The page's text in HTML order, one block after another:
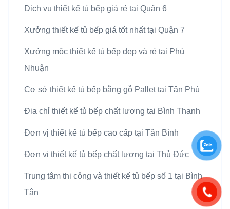
Dịch vụ thiết kế tủ bếp giá rẻ tại Quận 6
Xưởng thiết kế tủ bếp giá tốt nhất tại Quận 7
Xưởng mộc thiết kế tủ bếp đẹp và rẻ tại Phú
Nhuận
Cơ sở thiết kế tủ bếp bằng gỗ Pallet tại Tân Phú
Địa chỉ thiết kế tủ bếp chất lượng tại Bình Thạnh
Đơn vị thiết kế tủ bếp cao cấp tại Tân Bình
Đơn vị thiết kế tủ bếp chất lượng tại Thủ Đức
Trung tâm thi công và thiết kế tủ bếp số 1 tại Bình
Tân